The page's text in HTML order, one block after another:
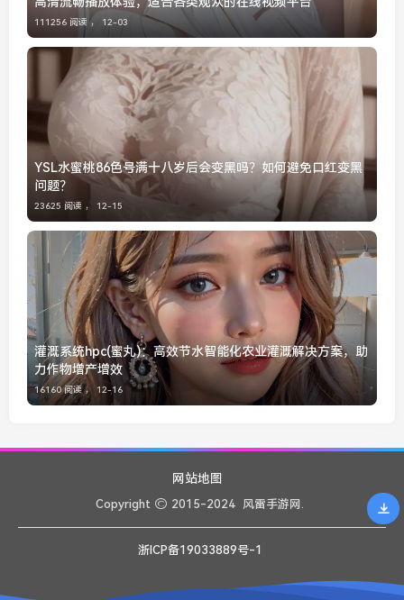
111256 阅读 ， 12-03
YSL水蜜桃86色号满十八岁后会变黑吗？如何避免口红变黑
问题？
23625 阅读 ， 12-15
灌溉系统hpc(蜜丸)：高效节水智能化农业灌溉解决方案，助
力作物增产增效
16160 阅读 ， 12-16
网站地图
Copyright 2015-2024 风雷手游网.
浙ICP备19033889号-1